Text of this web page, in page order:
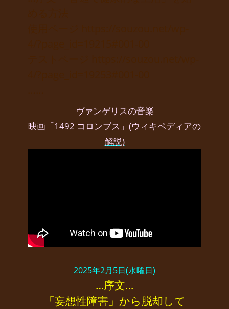
ヴァンゲリスの音楽
映画「1492 コロンブス」(ウィキペディアの
解説)
2025年2月5日(水曜日)
…序文…
「妄想性障害」から脱却して